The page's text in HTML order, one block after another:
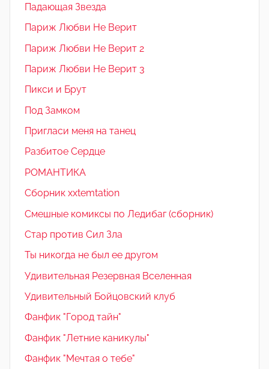
Падающая Звезда
Париж Любви Не Верит
Париж Любви Не Верит 2
Париж Любви Не Верит 3
Пикси и Брут
Под Замком
Пригласи меня на танец
Разбитое Сердце
РОМАНТИКА
Сборник xxtemtation
Смешные комиксы по Ледибаг (сборник)
Стар против Сил Зла
Ты никогда не был ее другом
Удивительная Резервная Вселенная
Удивительный Бойцовский клуб
Фанфик "Город тайн"
Фанфик "Летние каникулы"
Фанфик "Мечтая о тебе"